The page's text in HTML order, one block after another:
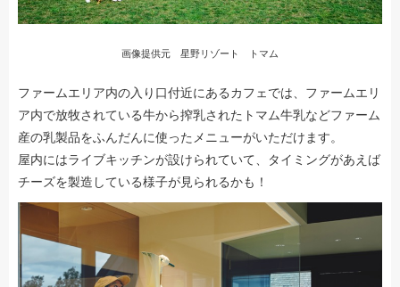
画像提供元 星野リゾート トマム
ファームエリア内の入り口付近にあるカフェでは、ファームエリ
ア内で放牧されている牛から搾乳されたトマム牛乳などファーム
産の乳製品をふんだんに使ったメニューがいただけます。
屋内にはライブキッチンが設けられていて、タイミングがあえば
チーズを製造している様子が見られるかも！